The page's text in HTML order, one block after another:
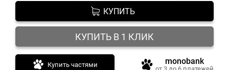
КУПИТЬ
КУПИТЬ В 1 КЛИК
Купить частями monobank
от 3 до 6 платежей